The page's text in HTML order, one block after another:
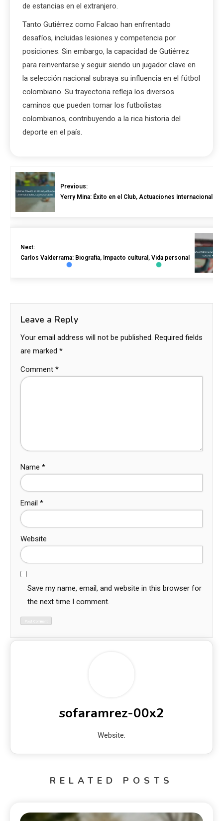
de estancias en el extranjero.
Tanto Gutiérrez como Falcao han enfrentado
desafíos, incluidas lesiones y competencia por
posiciones. Sin embargo, la capacidad de Gutiérrez
para reinventarse y seguir siendo un jugador clave en
la selección nacional subraya su influencia en el fútbol
colombiano. Su trayectoria refleja los diversos
caminos que pueden tomar los futbolistas
colombianos, contribuyendo a la rica historia del
deporte en el país.
Previous:
Yerry Mina: Éxito en el Club, Actuaciones
Next:
Carlos Valderrama: Biografía, Impacto cultural, Vida personal
Leave a Reply
Your email address will not be published. Required fields
are marked *
Comment *
Name *
Email *
Website
Save my name, email, and website in this browser for
the next time I comment.
sofaramrez-00x2
Website:
RELATED POSTS